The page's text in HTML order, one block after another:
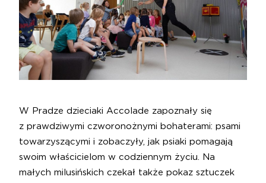
W Pradze dzieciaki Accolade zapoznały się
z prawdziwymi czworonożnymi bohaterami: psami
towarzyszącymi i zobaczyły, jak psiaki pomagają
swoim właścicielom w codziennym życiu. Na
małych milusińskich czekał także pokaz sztuczek